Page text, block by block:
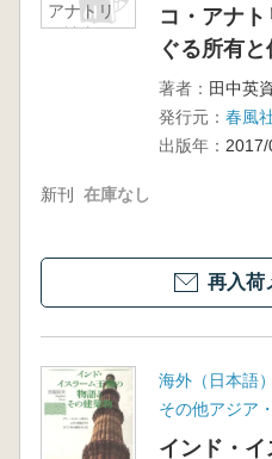
アナトリ
ア諸文明
コ・アナ
ぐる所有と
著者： 田中英
発行元： 春風
出版年： 2017/
新刊 在庫なし
再入荷
海外（日本語）
その他アジア
インド・イ